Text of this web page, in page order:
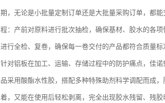
期，无论是小批量定制订单还是大批量采购订单，都
程：产前对原料进行批次抽检，确保基材、胶水的各
进行全检、复卷，确保每一卷交付的产品都符合质量
针对铝板在加工、运输、存储过程中的防护痛点，佳
品采用酸酯水性胶，搭配多种特殊助剂科学调配而成
着，又能在使用后轻松剥离，完全出现胶水残留、残